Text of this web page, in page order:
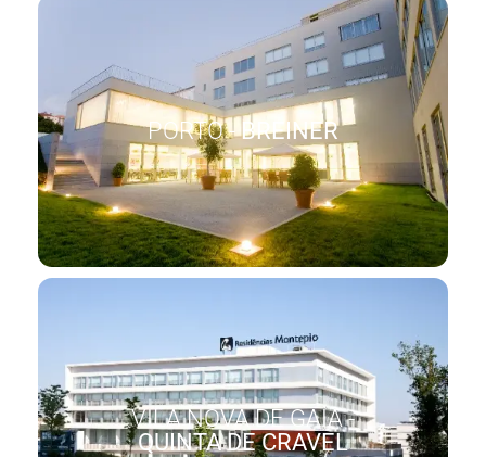
PORTO -BREINER
VILA NOVA DE GAIA -
QUINTA DE CRAVEL